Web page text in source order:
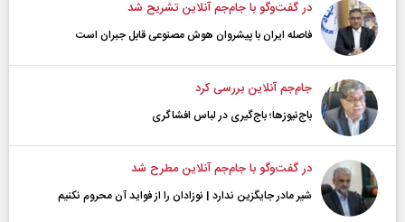
در گفت‌و‌گو با جام‌جم آنلاین تشریح شد
فاصله ایران با پیشرو‌ان هوش مصنوعی قابل جبران است
جام‌جم آنلاین بررسی کرد
باج‌نیوزها؛ باج‌گیری در لباس افشاگری
در گفت‌و‌گو با جام‌جم آنلاین مطرح شد
شیر مادر جایگزین ندارد | نوزادان را از فواید آن محروم نکنیم